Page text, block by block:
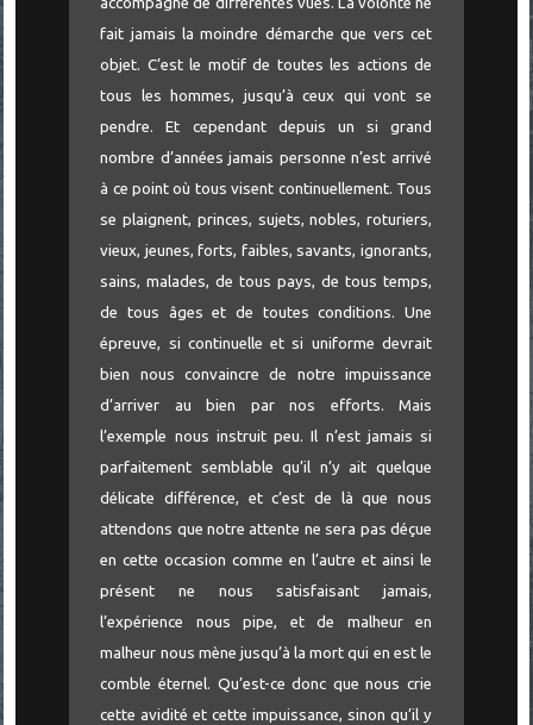
fait jamais la moindre démarche que vers cet
objet. C’est le motif de toutes les actions de
tous les hommes, jusqu’à ceux qui vont se
pendre. Et cependant depuis un si grand
nombre d’années jamais personne n’est arrivé
à ce point où tous visent continuellement. Tous
se plaignent, princes, sujets, nobles, roturiers,
vieux, jeunes, forts, faibles, savants, ignorants,
sains, malades, de tous pays, de tous temps,
de tous âges et de toutes conditions. Une
épreuve, si continuelle et si uniforme devrait
bien nous convaincre de notre impuissance
d’arriver au bien par nos efforts. Mais
l’exemple nous instruit peu. Il n’est jamais si
parfaitement semblable qu’il n’y ait quelque
délicate différence, et c’est de là que nous
attendons que notre attente ne sera pas déçue
en cette occasion comme en l’autre et ainsi le
présent ne nous satisfaisant jamais,
l’expérience nous pipe, et de malheur en
malheur nous mène jusqu’à la mort qui en est le
comble éternel. Qu’est-ce donc que nous crie
cette avidité et cette impuissance, sinon qu’il y